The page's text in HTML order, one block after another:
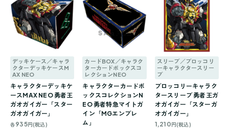
デッキケース／キャラ
クターデッキケースM
AX NEO
キャラクターデッキケ
ースMAX NEO 勇者王
ガオガイガー「スター
ガオガイガー」
各935円(税込)
カードBOX／キャラク
ターカードボックスコ
レクションNEO
キャラクターカードボ
ックスコレクションN
EO 勇者特急マイトガ
イン「MGエンブレ
ム」
スリーブ／ブロッコリ
ーキャラクタースリー
ブ
ブロッコリーキャラク
タースリーブ 勇者王ガ
オガイガー「スターガ
オガイガー」
1,210円(税込)